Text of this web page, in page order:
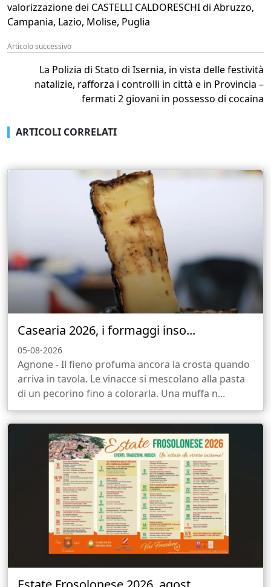
valorizzazione dei CASTELLI CALDORESCHI di Abruzzo,
Campania, Lazio, Molise, Puglia
Articolo successivo
La Polizia di Stato di Isernia, in vista delle festività
natalizie, rafforza i controlli in città e in Provincia –
fermati 2 giovani in possesso di cocaina
ARTICOLI CORRELATI
Casearia 2026, i formaggi inso...
05-08-2026
Agnone - Il fieno profuma ancora la crosta quando
arriva in tavola. Le vinacce si mescolano alla pasta
di un pecorino fino a colorarla. Una muffa n...